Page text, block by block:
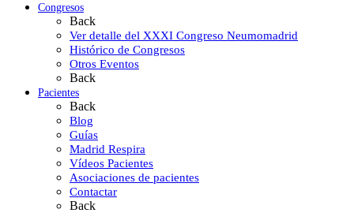
Congresos
Back
Ver detalle del XXXI Congreso Neumomadrid
Histórico de Congresos
Otros Eventos
Back
Pacientes
Back
Blog
Guías
Madrid Respira
Vídeos Pacientes
Asociaciones de pacientes
Contactar
Back